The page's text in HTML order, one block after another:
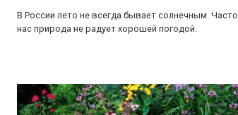
В России лето не всегда бывает солнечным. Часто
нас природа не радует хорошей погодой.